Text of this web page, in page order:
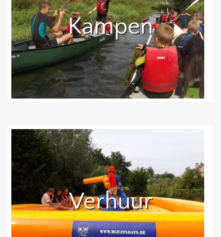
Kampen
Verhuur